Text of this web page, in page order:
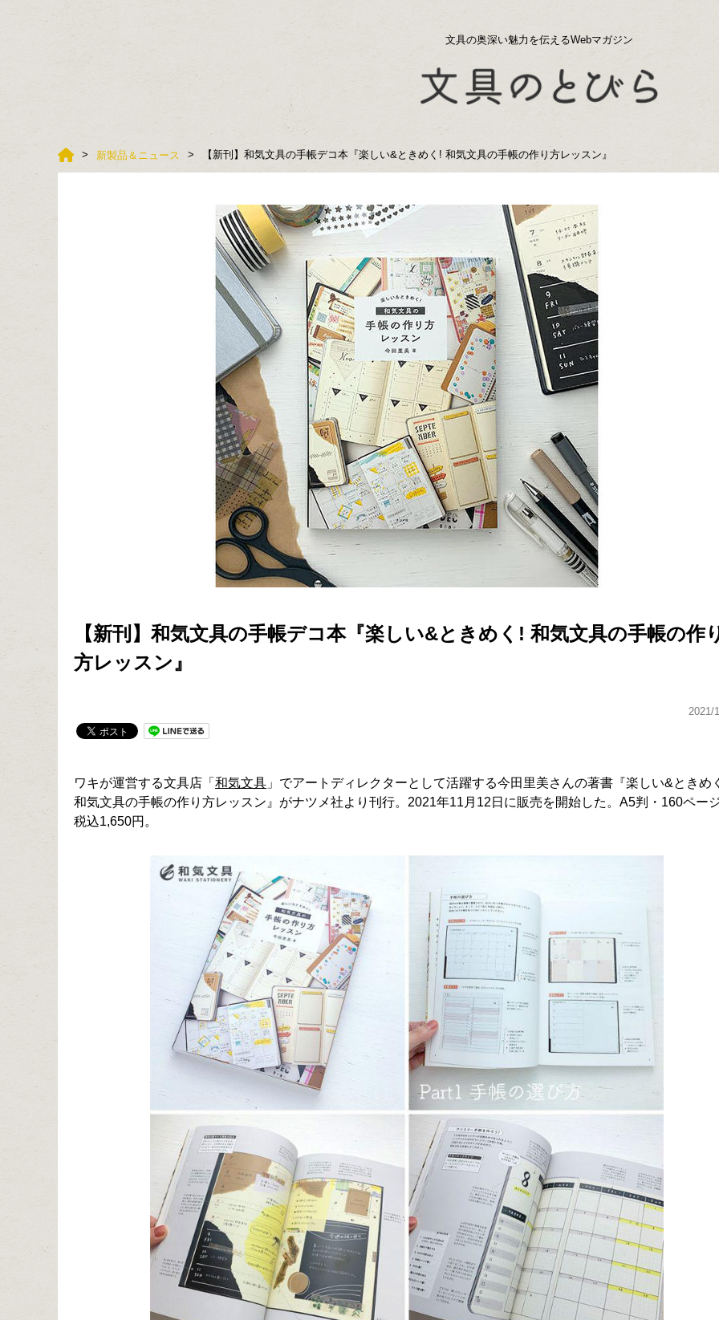
文具の奥深い魅力を伝えるWebマガジン
新製品＆ニュース 【新刊】和気文具の手帳デコ本『楽しい&ときめく! 和気文具の手帳の作り方レッスン』
【新刊】和気文具の手帳デコ本『楽しい&ときめく! 和気文具の手帳の作
方レッスン』
2021/
ワキが運営する文具店「 和気文具 」でアートディレクターとして活躍する今田里美さんの著書『楽しい&ときめ
和気文具の手帳の作り方レッスン』がナツメ社より刊行。2021年11月12日に販売を開始した。A5判・160ペー
税込1,650円。